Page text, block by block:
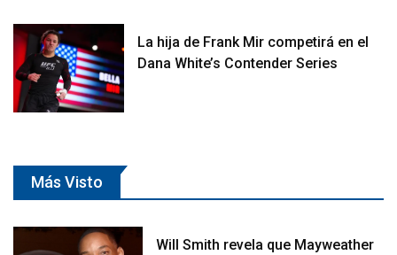
La hija de Frank Mir competirá en el
Dana White’s Contender Series
Más Visto
Will Smith revela que Mayweather